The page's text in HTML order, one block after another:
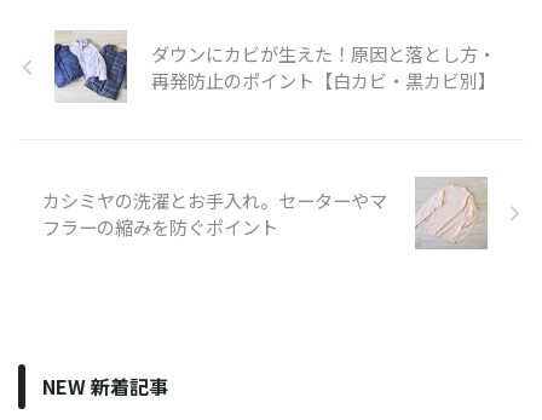
ダウンにカビが生えた！原因と落とし方・
再発防止のポイント【白カビ・黒カビ別】
カシミヤの洗濯とお手入れ。セーターやマ
フラーの縮みを防ぐポイント
NEW 新着記事